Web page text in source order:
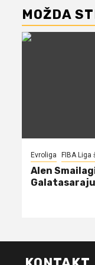
MOŽDA
Evroliga FIBA Liga
Alen
Galatasaraju